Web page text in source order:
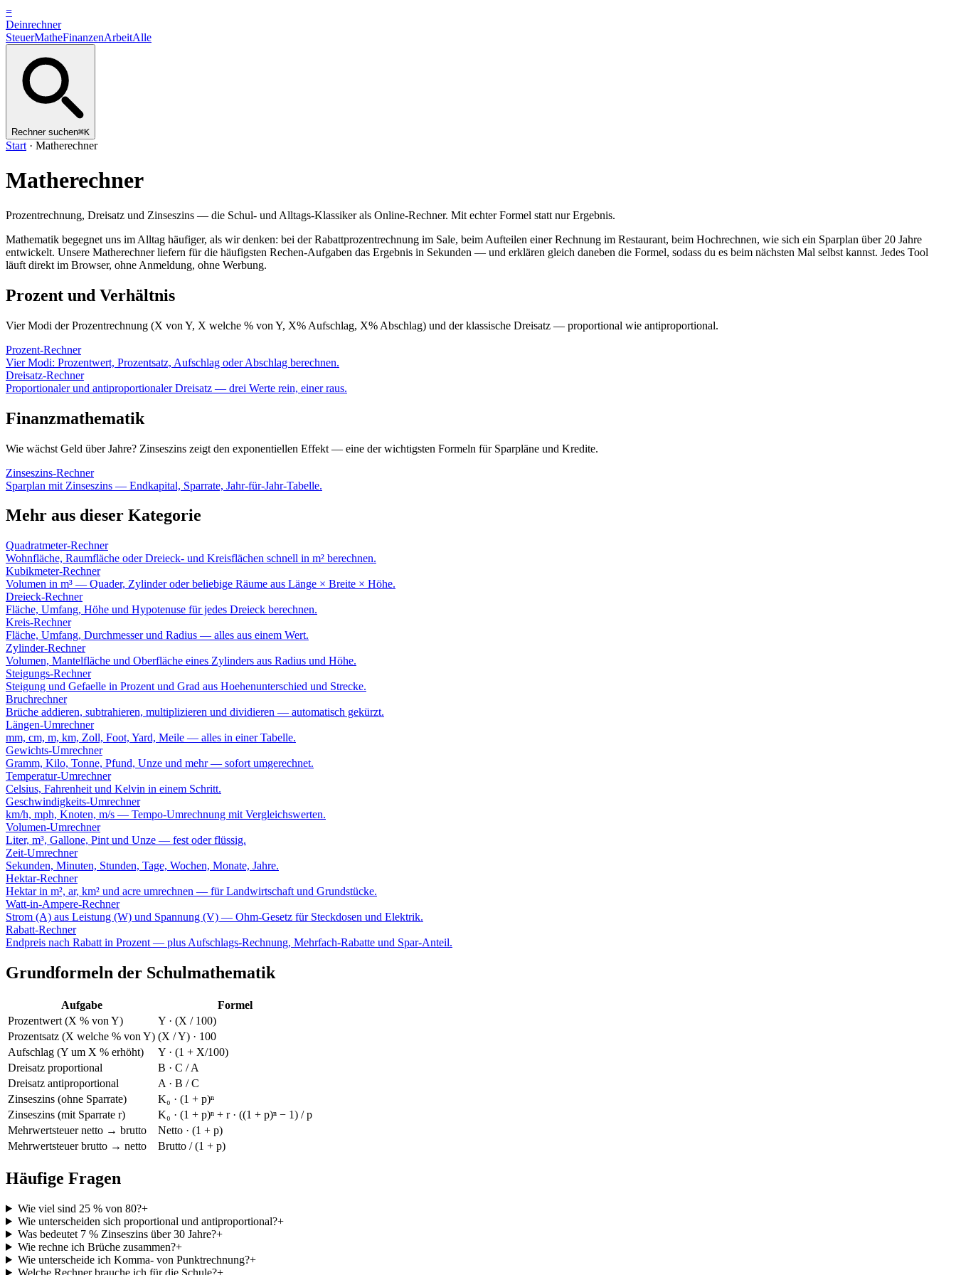
=
Deinrechner
SteuerMatheFinanzenArbeitAlle
Rechner suchen⌘K
Start · Matherechner
Matherechner
Prozentrechnung, Dreisatz und Zinseszins — die Schul- und Alltags-Klassiker als Online-Rechner. Mit echter Formel statt nur Ergebnis.
Mathematik begegnet uns im Alltag häufiger, als wir denken: bei der Rabattprozentrechnung im Sale, beim Aufteilen einer Rechnung im Restaurant, beim Hochrechnen, wie sich ein Sparplan über 20 Jahre
entwickelt. Unsere Matherechner liefern für die häufigsten Rechen-Aufgaben das Ergebnis in Sekunden — und erklären gleich daneben die Formel, sodass du es beim nächsten Mal selbst kannst. Jedes Tool
läuft direkt im Browser, ohne Anmeldung, ohne Werbung.
Prozent und Verhältnis
Vier Modi der Prozentrechnung (X von Y, X welche % von Y, X% Aufschlag, X% Abschlag) und der klassische Dreisatz — proportional wie antiproportional.
Prozent-Rechner
Vier Modi: Prozentwert, Prozentsatz, Aufschlag oder Abschlag berechnen.
Dreisatz-Rechner
Proportionaler und antiproportionaler Dreisatz — drei Werte rein, einer raus.
Finanzmathematik
Wie wächst Geld über Jahre? Zinseszins zeigt den exponentiellen Effekt — eine der wichtigsten Formeln für Sparpläne und Kredite.
Zinseszins-Rechner
Sparplan mit Zinseszins — Endkapital, Sparrate, Jahr-für-Jahr-Tabelle.
Mehr aus dieser Kategorie
Quadratmeter-Rechner
Wohnfläche, Raumfläche oder Dreieck- und Kreisflächen schnell in m² berechnen.
Kubikmeter-Rechner
Volumen in m³ — Quader, Zylinder oder beliebige Räume aus Länge × Breite × Höhe.
Dreieck-Rechner
Fläche, Umfang, Höhe und Hypotenuse für jedes Dreieck berechnen.
Kreis-Rechner
Fläche, Umfang, Durchmesser und Radius — alles aus einem Wert.
Zylinder-Rechner
Volumen, Mantelfläche und Oberfläche eines Zylinders aus Radius und Höhe.
Steigungs-Rechner
Steigung und Gefaelle in Prozent und Grad aus Hoehenunterschied und Strecke.
Bruchrechner
Brüche addieren, subtrahieren, multiplizieren und dividieren — automatisch gekürzt.
Längen-Umrechner
mm, cm, m, km, Zoll, Foot, Yard, Meile — alles in einer Tabelle.
Gewichts-Umrechner
Gramm, Kilo, Tonne, Pfund, Unze und mehr — sofort umgerechnet.
Temperatur-Umrechner
Celsius, Fahrenheit und Kelvin in einem Schritt.
Geschwindigkeits-Umrechner
km/h, mph, Knoten, m/s — Tempo-Umrechnung mit Vergleichswerten.
Volumen-Umrechner
Liter, m³, Gallone, Pint und Unze — fest oder flüssig.
Zeit-Umrechner
Sekunden, Minuten, Stunden, Tage, Wochen, Monate, Jahre.
Hektar-Rechner
Hektar in m², ar, km² und acre umrechnen — für Landwirtschaft und Grundstücke.
Watt-in-Ampere-Rechner
Strom (A) aus Leistung (W) und Spannung (V) — Ohm-Gesetz für Steckdosen und Elektrik.
Rabatt-Rechner
Endpreis nach Rabatt in Prozent — plus Aufschlags-Rechnung, Mehrfach-Rabatte und Spar-Anteil.
Grundformeln der Schulmathematik
Aufgabe
Formel
Prozentwert (X % von Y)
Y · (X / 100)
Prozentsatz (X welche % von Y) (X / Y) · 100
Aufschlag (Y um X % erhöht)
Y · (1 + X/100)
Dreisatz proportional
B · C / A
Dreisatz antiproportional
A · B / C
Zinseszins (ohne Sparrate)
K₀ · (1 + p)ⁿ
Zinseszins (mit Sparrate r)
K₀ · (1 + p)ⁿ + r · ((1 + p)ⁿ − 1) / p
Mehrwertsteuer netto → brutto
Netto · (1 + p)
Mehrwertsteuer brutto → netto
Brutto / (1 + p)
Häufige Fragen
Wie viel sind 25 % von 80?+
Wie unterscheiden sich proportional und antiproportional?+
Was bedeutet 7 % Zinseszins über 30 Jahre?+
Wie rechne ich Brüche zusammen?+
Wie unterscheide ich Komma- von Punktrechnung?+
Welche Rechner brauche ich für die Schule?+